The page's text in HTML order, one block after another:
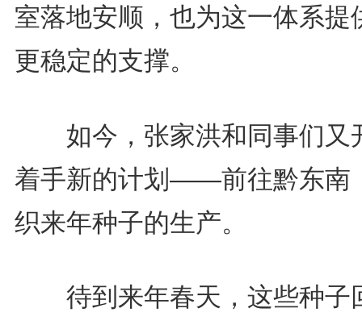
室落地安顺，也为这一体系提
更稳定的支撑。
如今，张家洪和同事们又
着手新的计划——前往黔东南
织来年种子的生产。
待到来年春天，这些种子